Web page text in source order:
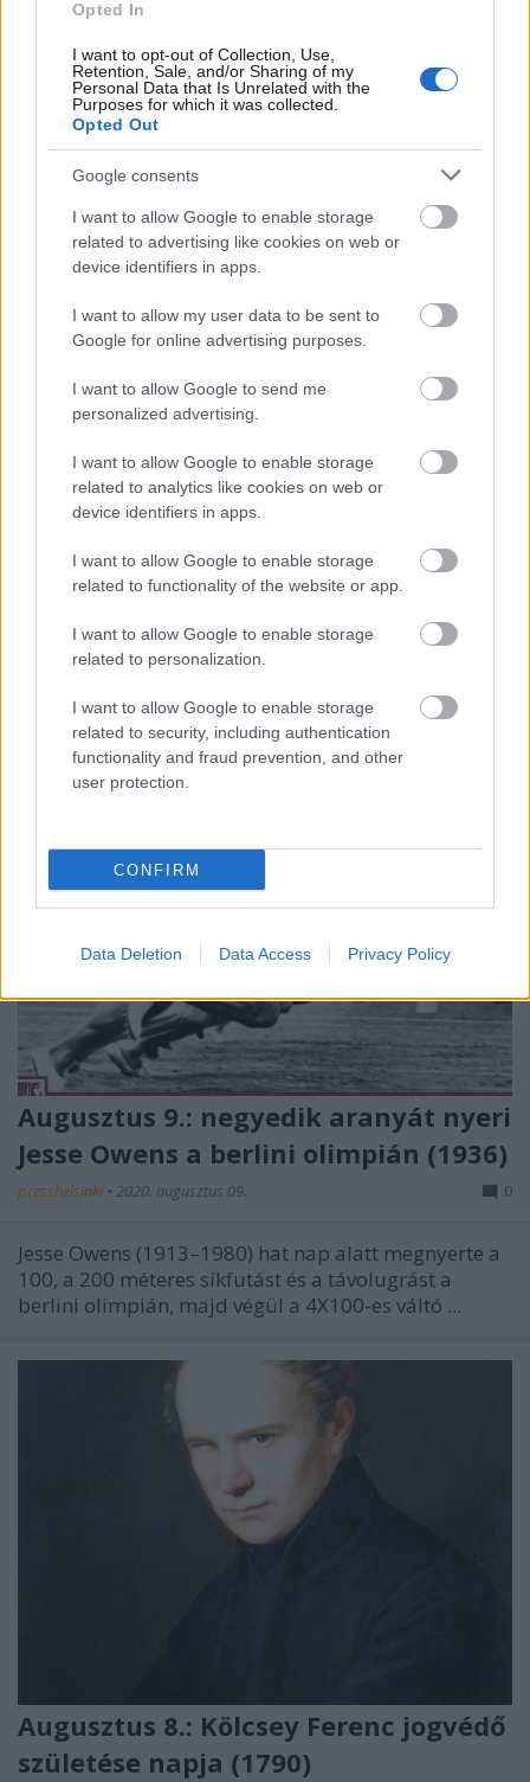
Opted In
I want to opt-out of Collection, Use,
Retention, Sale, and/or Sharing of my
Personal Data that Is Unrelated with the
Purposes for which it was collected.
Opted Out
Google consents
I want to allow Google to enable storage
related to advertising like cookies on web or
device identifiers in apps.
I want to allow my user data to be sent to
Google for online advertising purposes.
I want to allow Google to send me
personalized advertising.
I want to allow Google to enable storage
related to analytics like cookies on web or
device identifiers in apps.
I want to allow Google to enable storage
related to functionality of the website or app.
I want to allow Google to enable storage
related to personalization.
I want to allow Google to enable storage
related to security, including authentication
functionality and fraud prevention, and other
user protection.
CONFIRM
Data Deletion Data Access Privacy Policy
Augusztus 10.: emberevéssel vádolt
cigányokat ítélnek el jogtipró
eljárásban (1782)
presshelsinki•2020. augusztus 10.
A cigányokat sújtó jogtipró, előítéletekre alapozott,
véres per tette eltökéltté II. Józsefet abban, hogy
szigorúan korlátozza a vármegyék ...
Augusztus 9.: negyedik aranyát nyeri
Jesse Owens a berlini olimpián (1936)
presshelsinki • 2020. augusztus 09. 0
Jesse Owens (1913–1980) hat nap alatt megnyerte a
100, a 200 méteres síkfutást és a távolugrást a
berlini olimpián, majd végül a 4X100-es váltó ...
Augusztus 8.: Kölcsey Ferenc jogvédő
születése napja (1790)